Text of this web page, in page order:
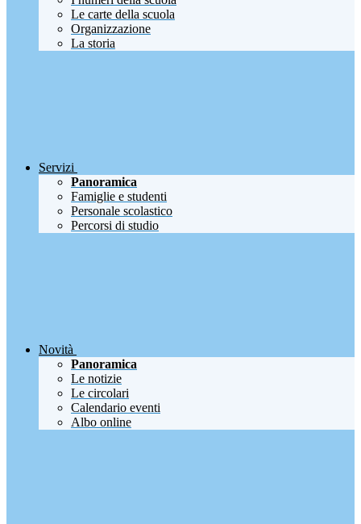
Le carte della scuola
Organizzazione
La storia
Servizi
Panoramica
Famiglie e studenti
Personale scolastico
Percorsi di studio
Novità
Panoramica
Le notizie
Le circolari
Calendario eventi
Albo online